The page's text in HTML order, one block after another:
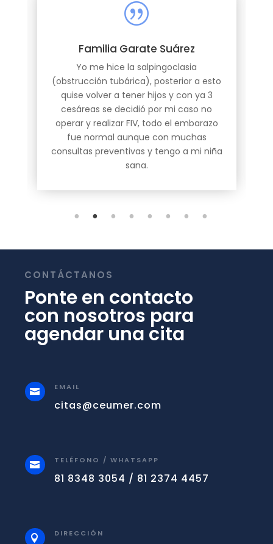
|
Familia Garate Suárez
Yo me hice la salpingoclasia
(obstrucción tubárica), posterior a esto
quise volver a tener hijos y con ya 3
cesáreas se decidió por mi caso no
operar y realizar FIV, todo el embarazo
fue normal aunque con muchas
consultas preventivas y tengo a mi niña
sana.
CONTÁCTANOS
Ponte en contacto
con nosotros para
agendar una cita
 EMAIL
citas@ceumer.com
 TELÉFONO / WHATSAPP
81 8348 3054 / 81 2374 4457
 DIRECCIÓN